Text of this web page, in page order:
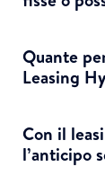
Quante
Leasing
Con il
l’anticipo